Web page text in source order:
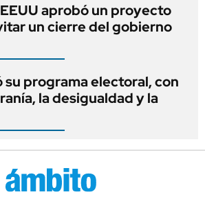
aprobó un proyecto
un cierre del gobierno
su programa electoral, con
la desigualdad y la